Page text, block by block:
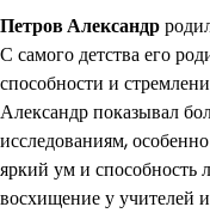
Петров Александр
С самого детства его
способности и
Александр показывал
исследованиям,
яркий ум и способность
восхищение у учителей